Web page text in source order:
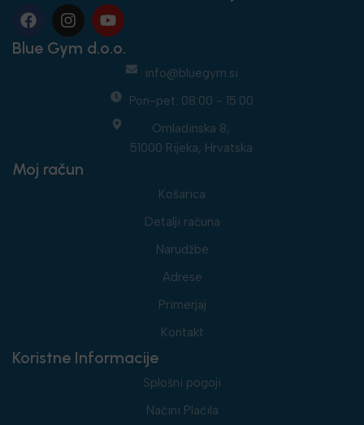
Blue Gym d.o.o.
info@bluegym.si
Pon-pet: 08:00 - 15:00
Omladinska 8,
51000 Rijeka, Hrvatska
Moj račun
Košarica
Detalji računa
Narudžbe
Adrese
Primerjaj
Kontakt
Koristne Informacije
Splošni pogoji
Načini Plačila